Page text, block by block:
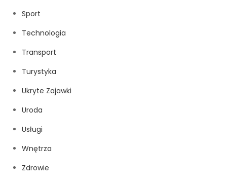
Sport
Technologia
Transport
Turystyka
Ukryte Zajawki
Uroda
Usługi
Wnętrza
Zdrowie